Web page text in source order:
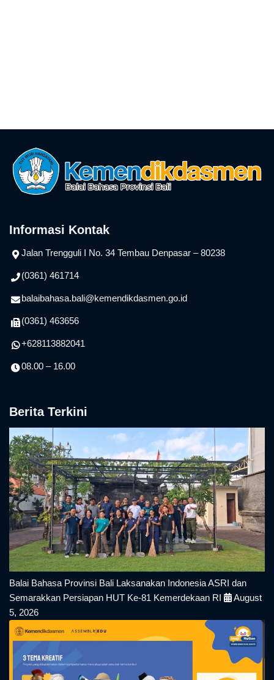
Informasi Kontak
Jalan Trengguli I No. 34 Tembau Denpasar – 80238
(0361) 461714
balaibahasa.bali@kemendikdasmen.go.id
(0361) 463656
+628113882041
08.00 – 16.00
Berita Terkini
Balai Bahasa Provinsi Bali Laksanakan Indonesia ASRI dan
Semarakkan Persiapan HUT Ke-81 Kemerdekaan RI
August
5, 2026